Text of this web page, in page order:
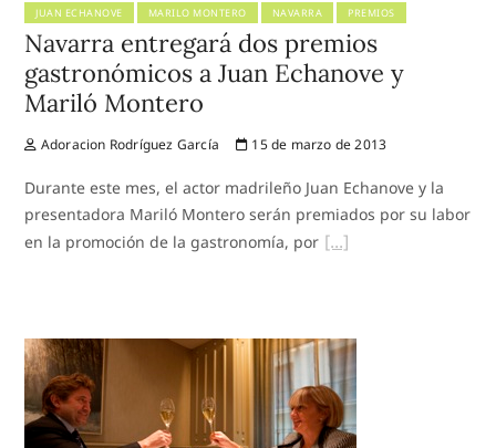
JUAN ECHANOVE MARILO MONTERO NAVARRA PREMIOS
Navarra entregará dos premios
gastronómicos a Juan Echanove y
Mariló Montero
Adoracion Rodríguez García 15 de marzo de 2013
Durante este mes, el actor madrileño Juan Echanove y la
presentadora Mariló Montero serán premiados por su labor
en la promoción de la gastronomía, por